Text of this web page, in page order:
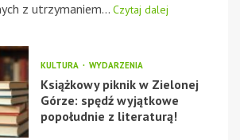
z utrzymaniem... Czytaj dalej
KULTURA WYDARZENIA
Książkowy piknik w Zielonej
Górze: spędź wyjątkowe
popołudnie z literaturą!